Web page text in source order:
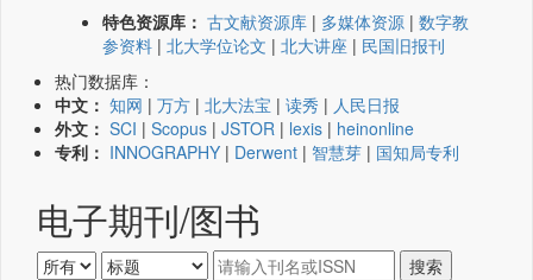
特色资源库： 古文献资源库 | 多媒体资源 | 数字教
参资料 | 北大学位论文 | 北大讲座 | 民国旧报刊
热门数据库：
中文： 知网 | 万方 | 北大法宝 | 读秀 | 人民日报
外文： SCI | Scopus | JSTOR | lexis | heinonline
专利： INNOGRAPHY | Derwent | 智慧芽 | 国知局专利
电子期刊/图书